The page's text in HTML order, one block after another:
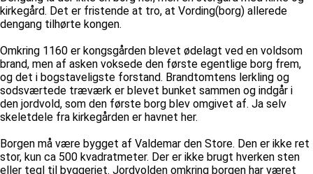
kirkegård. Det er fristende at tro, at Vording(borg) allerede
dengang tilhørte kongen.
Omkring 1160 er kongsgården blevet ødelagt ved en voldsom
brand, men af asken voksede den første egentlige borg frem,
og det i bogstaveligste forstand. Brandtomtens lerkling og
sodsværtede træværk er blevet bunket sammen og indgår i
den jordvold, som den første borg blev omgivet af. Ja selv
skeletdele fra kirkegården er havnet her.
Borgen må være bygget af Valdemar den Store. Den er ikke ret
stor, kun ca 500 kvadratmeter. Der er ikke brugt hverken sten
eller tegl til byggeriet. Jordvolden omkring borgen har været